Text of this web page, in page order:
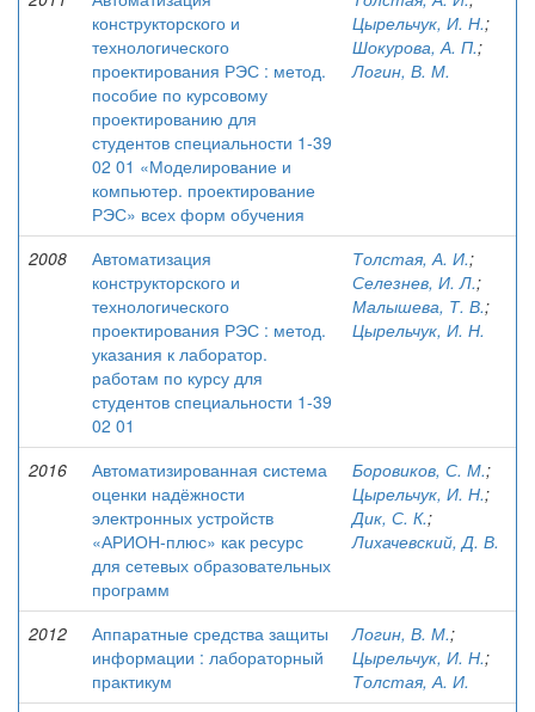
конструкторского и
технологического
проектирования РЭС : метод.
пособие по курсовому
проектированию для
студентов специальности 1-39
02 01 «Моделирование и
компьютер. проектирование
РЭС» всех форм обучения
Цырельчук, И. Н.;
Шокурова, А. П.;
Логин, В. М.
2008
Автоматизация
конструкторского и
технологического
проектирования РЭС : метод.
указания к лаборатор.
работам по курсу для
студентов специальности 1-39
02 01
Толстая, А. И.;
Селезнев, И. Л.;
Малышева, Т. В.;
Цырельчук, И. Н.
2016
Автоматизированная система
оценки надёжности
электронных устройств
«АРИОН-плюс» как ресурс
для сетевых образовательных
программ
Боровиков, С. М.;
Цырельчук, И. Н.;
Дик, С. К.;
Лихачевский, Д. В.
2012
Аппаратные средства защиты
информации : лабораторный
практикум
Логин, В. М.;
Цырельчук, И. Н.;
Толстая, А. И.